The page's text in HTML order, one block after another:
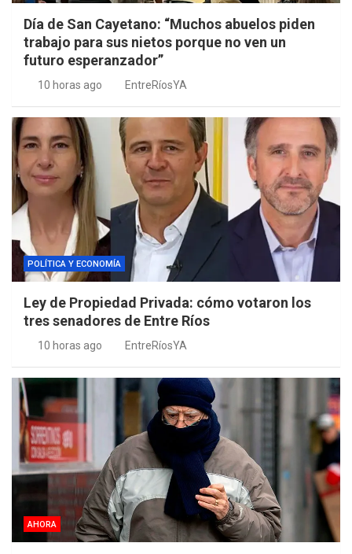
Día de San Cayetano: “Muchos abuelos piden
trabajo para sus nietos porque no ven un
futuro esperanzador”
10 horas ago EntreRíosYA
POLÍTICA Y ECONOMÍA
Ley de Propiedad Privada: cómo votaron los
tres senadores de Entre Ríos
10 horas ago EntreRíosYA
AHORA